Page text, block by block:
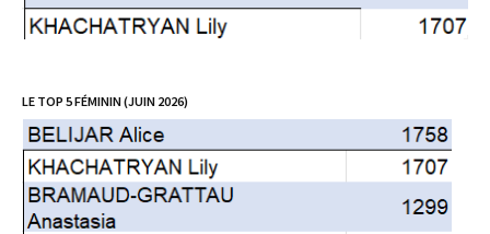
LE TOP 5 FÉMININ (JUIN 2026)